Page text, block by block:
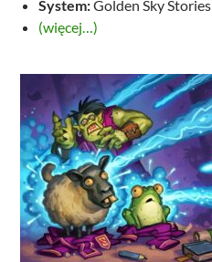
System:Golden Sky Stories
(więcej…)